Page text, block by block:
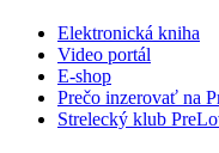
Elektronická kniha
Video portál
E-shop
Prečo inzerovať na
Strelecký klub